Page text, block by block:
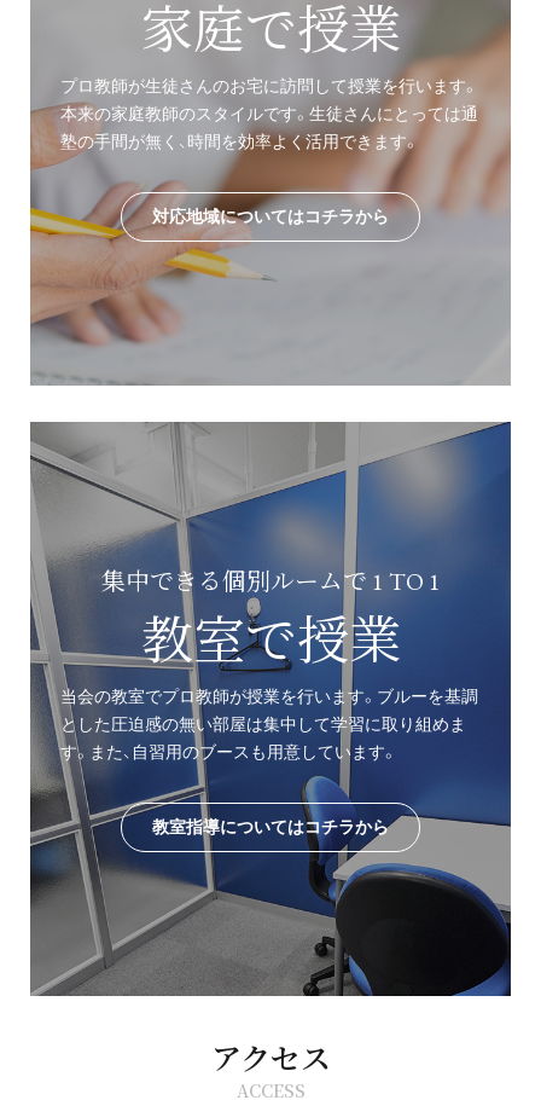
家庭で授業
プロ教師が生徒さんのお宅に訪問して授業を行います。
本来の家庭教師のスタイルです。生徒さんにとっては通
塾の手間が無く、時間を効率よく活用できます。
対応地域についてはコチラから
集中できる個別ルームで 1 TO 1
教室で授業
当会の教室でプロ教師が授業を行います。ブルーを基調
とした圧迫感の無い部屋は集中して学習に取り組めま
す。また、自習用のブースも用意しています。
教室指導についてはコチラから
アクセス
ACCESS